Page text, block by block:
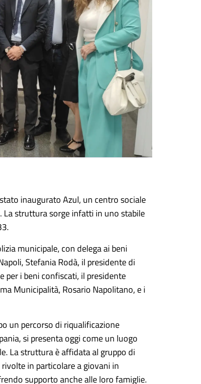
inaugurato Azul, un centro sociale
La struttura sorge infatti in uno stabile
municipale, con delega ai beni
Stefania Rodà, il presidente di
per i beni confiscati, il presidente
Municipalità, Rosario Napolitano, e i
un percorso di riqualificazione
si presenta oggi come un luogo
La struttura è affidata al gruppo di
in particolare a giovani in
supporto anche alle loro famiglie.